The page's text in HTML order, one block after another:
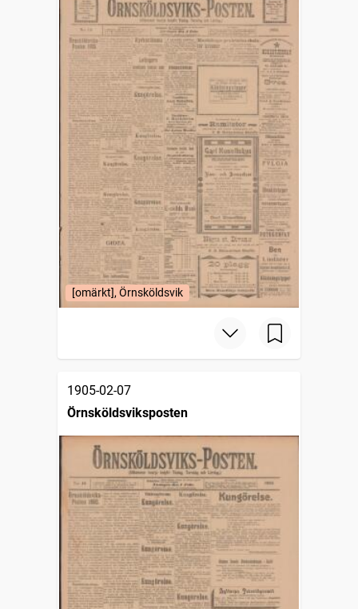
[omärkt], Örnsköldsvik
1905-02-07
Örnsköldsviksposten